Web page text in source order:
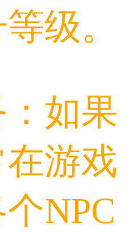
级。
如果
游戏
NPC